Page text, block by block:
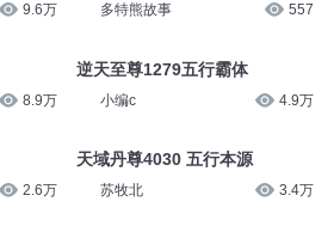
9.6万
8.9万
2.6万
多特熊故事 557
逆天至尊1279五行霸体
小编c 4.9万
天域丹尊4030 五行本源
苏牧北 3.4万